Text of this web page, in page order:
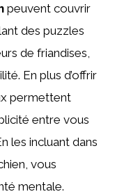
peuvent couvrir
des puzzles
de friandises,
En plus d’offrir
permettent
entre vous
les incluant dans
vous
mentale.